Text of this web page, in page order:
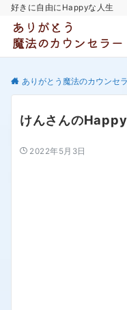
好きに自由にHappyな人生
ありがとう魔法のカウンセ
けんさんの
2022年5月3日